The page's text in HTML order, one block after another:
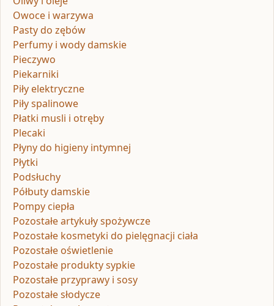
Owoce i warzywa
Pasty do zębów
Perfumy i wody damskie
Pieczywo
Piekarniki
Piły elektryczne
Piły spalinowe
Płatki musli i otręby
Plecaki
Płyny do higieny intymnej
Płytki
Podsłuchy
Półbuty damskie
Pompy ciepła
Pozostałe artykuły spożywcze
Pozostałe kosmetyki do pielęgnacji ciała
Pozostałe oświetlenie
Pozostałe produkty sypkie
Pozostałe przyprawy i sosy
Pozostałe słodycze